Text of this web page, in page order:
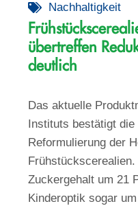
Nachhaltigkeit
übertreffen
deutlich
Das aktuelle
Instituts bestätigt
Reformulierung der
Zuckergehalt um 21
Kinderoptik sogar